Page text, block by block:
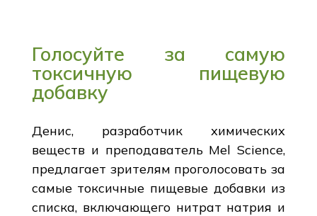
Голосуйте за самую
токсичную пищевую
добавку
Денис, разработчик химических
веществ и преподаватель Mel Science,
предлагает зрителям проголосовать за
самые токсичные пищевые добавки из
списка, включающего нитрат натрия и